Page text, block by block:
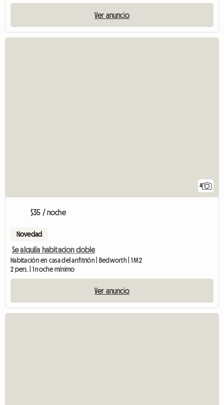
Ver anuncio
4
$35 / noche
Novedad
Se alquila habitacion doble
Habitación en casa del anfitrión | Bedworth | 1 M2
2 pers. | 1 noche mínimo
Ver anuncio